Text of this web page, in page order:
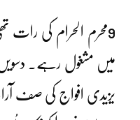
9محرم الحرام کی
میں مشغول رہے۔ دسویں
یزیدی افواج کی صف